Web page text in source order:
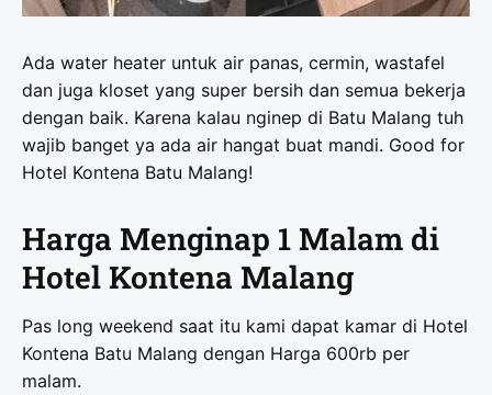
Ada water heater untuk air panas, cermin, wastafel
dan juga kloset yang super bersih dan semua bekerja
dengan baik. Karena kalau nginep di Batu Malang tuh
wajib banget ya ada air hangat buat mandi. Good for
Hotel Kontena Batu Malang!
Harga Menginap 1 Malam di
Hotel Kontena Malang
Pas long weekend saat itu kami dapat kamar di Hotel
Kontena Batu Malang dengan Harga 600rb per
malam.